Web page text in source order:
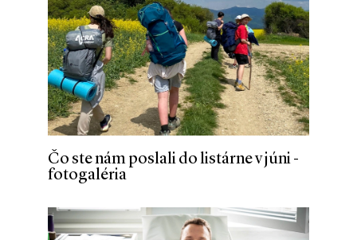
Čo ste nám poslali do listárne v júni -
fotogaléria